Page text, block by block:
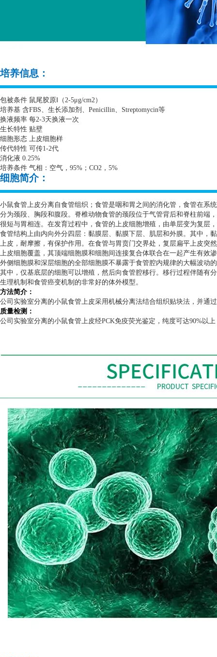
培养信息：
包被条件 鼠尾胶原Ⅰ（2-5μg/cm2）
培养基 含FBS、生长添加剂、 Penicillin、 Streptomycin等
换液频率 每2-3天换液一次
生长特性 贴壁
细胞形态 上皮细胞样
传代特性 可传1-2代
消化液 0.25%
培养条件 气相：空气， 95% ； CO2 ， 5%
细胞简介：
小鼠食管上皮分离自食管组织；食管是咽和胃之间的消化管，食管在系
分为颈段、胸段和腹段。脊椎动物食管的颈段位于气管背后和脊柱前端
很短与胃相连。在发育过程中，食管的上皮细胞增殖，由单层变为复层
食管结构上由内向外分四层：黏膜层、黏膜下层、肌层和外膜。其中，
上皮，耐摩擦，有保护作用。在食管与胃贲门交界处，复层扁平上皮突
上皮细胞覆盖，其顶端细胞膜和细胞间连接复合体联合在一起产生有效
外侧细胞膜和深层细胞的全部细胞膜不暴露于食管腔内规律的大幅波动
其中，仅基底层的细胞可以增殖，然后向食管腔移行。移行过程伴随有
生理机制和食管癌变机制的非常好的体外模型。
方法简介：
公司实验室分离的小鼠食管上皮采用机械分离法结合组织贴块法，并通
质量检测：
公司实验室分离的小鼠食管上皮经PCK免疫荧光鉴定，纯度可达90%以